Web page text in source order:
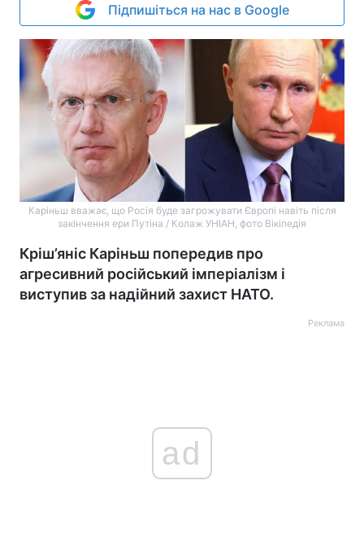
Підпишіться на нас в Google
Каріньш вважає, що Росія буде загрожувати Європі навіть після
закінчення ери Путіна / Колаж УНІАН, фото Вікіпедія
Кріш’яніс Каріньш попередив про
агресивний російський імперіалізм і
виступив за надійний захист НАТО.
Реклама
ad